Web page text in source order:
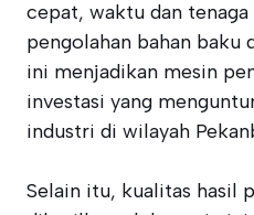
cepat, waktu dan
pengolahan bahan baku
ini menjadikan mesin
investasi yang
industri di wilayah
Selain itu, kualitas hasil